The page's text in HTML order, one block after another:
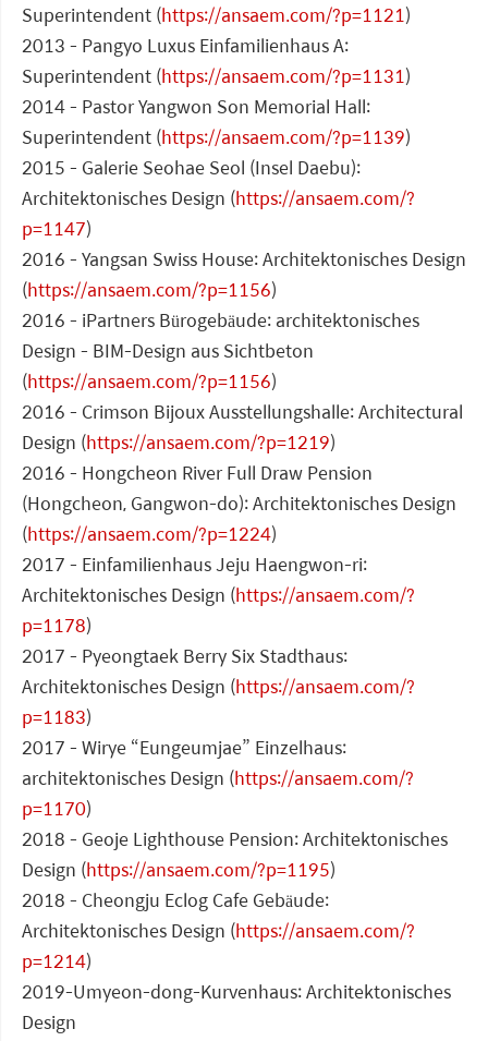
Superintendent (https://ansaem.com/?p=1121)
2013 - Pangyo Luxus Einfamilienhaus A:
Superintendent (https://ansaem.com/?p=1131)
2014 - Pastor Yangwon Son Memorial Hall:
Superintendent (https://ansaem.com/?p=1139)
2015 - Galerie Seohae Seol (Insel Daebu):
Architektonisches Design (https://ansaem.com/?
p=1147)
2016 - Yangsan Swiss House: Architektonisches Design
(https://ansaem.com/?p=1156)
2016 - iPartners Bürogebäude: architektonisches
Design - BIM-Design aus Sichtbeton
(https://ansaem.com/?p=1156)
2016 - Crimson Bijoux Ausstellungshalle: Architectural
Design (https://ansaem.com/?p=1219)
2016 - Hongcheon River Full Draw Pension
(Hongcheon, Gangwon-do): Architektonisches Design
(https://ansaem.com/?p=1224)
2017 - Einfamilienhaus Jeju Haengwon-ri:
Architektonisches Design (https://ansaem.com/?
p=1178)
2017 - Pyeongtaek Berry Six Stadthaus:
Architektonisches Design (https://ansaem.com/?
p=1183)
2017 - Wirye “Eungeumjae” Einzelhaus:
architektonisches Design (https://ansaem.com/?
p=1170)
2018 - Geoje Lighthouse Pension: Architektonisches
Design (https://ansaem.com/?p=1195)
2018 - Cheongju Eclog Cafe Gebäude:
Architektonisches Design (https://ansaem.com/?
p=1214)
2019-Umyeon-dong-Kurvenhaus: Architektonisches
Design